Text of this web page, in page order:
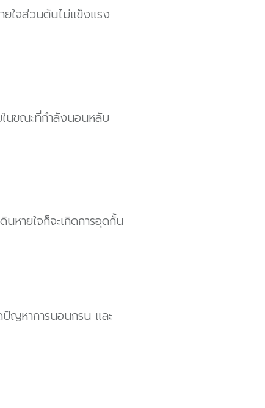
ยใจส่วนต้นไม่แข็งแรง
ในขณะที่กำลังนอนหลับ
หายใจก็จะเกิดการอุดกั้น
ปัญหาการนอนกรน และ